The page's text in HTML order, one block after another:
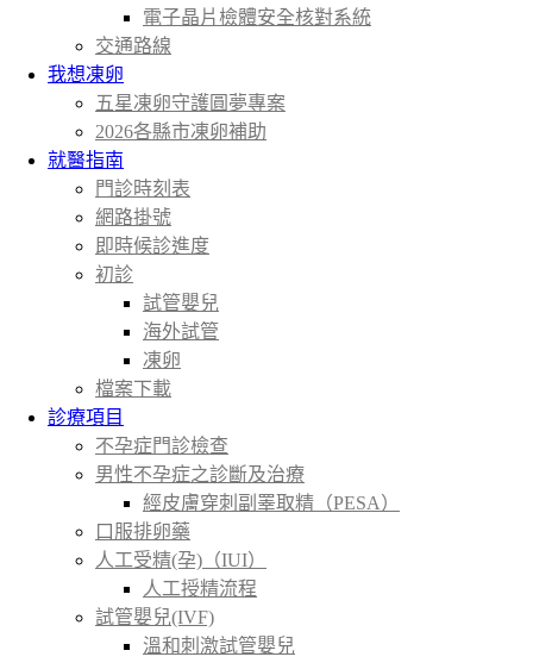
電子晶片檢體安全核對系統
交通路線
我想凍卵
五星凍卵守護圓夢專案
2026各縣市凍卵補助
就醫指南
門診時刻表
網路掛號
即時候診進度
初診
試管嬰兒
海外試管
凍卵
檔案下載
診療項目
不孕症門診檢查
男性不孕症之診斷及治療
經皮膚穿刺副睪取精（PESA）
口服排卵藥
人工受精(孕)（IUI）
人工授精流程
試管嬰兒(IVF)
溫和刺激試管嬰兒